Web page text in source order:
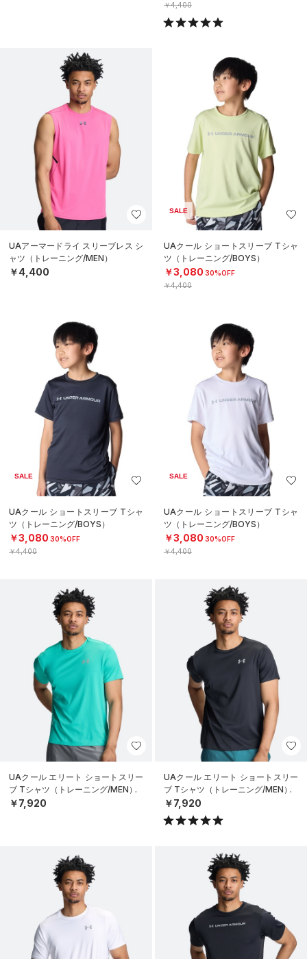
￥4,400
UAアーマードライ スリーブレス シ
ャツ（トレーニング/MEN）
￥4,400
SALE
UAクール ショートスリーブ Tシャ
ツ（トレーニング/BOYS）
￥3,080 30%OFF
￥4,400
SALE
UAクール ショートスリーブ Tシャ
ツ（トレーニング/BOYS）
￥3,080 30%OFF
￥4,400
SALE
UAクール ショートスリーブ Tシャ
ツ（トレーニング/BOYS）
￥3,080 30%OFF
￥4,400
UAクール エリート ショートスリー
ブ Tシャツ（トレーニング/MEN）
￥7,920
UAクール エリート ショートスリー
ブ Tシャツ（トレーニング/MEN）
￥7,920